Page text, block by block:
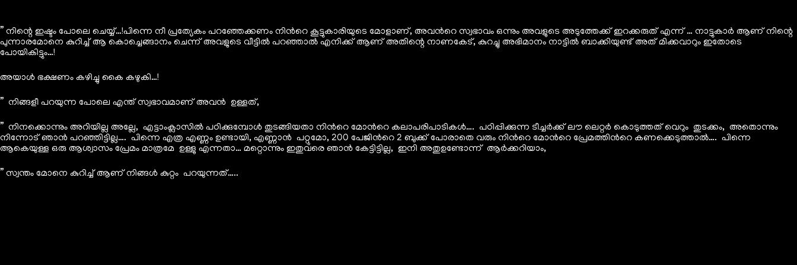
” നിന്റെ ഇഷ്ടം പോലെ ചെയ്യ്…!പിന്നെ നീ പ്രത്യേകം പറഞ്ഞേക്കണം നിൻറെ കൂട്ടുകാരിയുടെ മോളാണ്, അവൻറെ സ്വഭാവം ഒന്നും അവളുടെ അടുത്തേക്ക് ഇറക്കരുത് എന്ന് … നാട്ടുകാർ ആണ് നിന്റെ
പുന്നാരമോനെ കുറിച്ച് ആ കൊച്ചെങ്ങാനം ചെന്ന് അവളുടെ വീട്ടിൽ പറഞ്ഞാൽ എനിക്ക് ആണ് അതിന്റെ നാണകേട്, കുറച്ചു അഭിമാനം നാട്ടിൽ ബാക്കിയുണ്ട് അത് മിക്കവാറും ഇതോടെ
പോയികിട്ടും…!
അയാൾ ഭക്ഷണം കഴിച്ചു കൈ കഴുകി…!
” നിങ്ങളീ പറയുന്ന പോലെ എന്ത് സ്വഭാവമാണ് അവൻ ഉള്ളത്,
” നിനക്കൊന്നും അറിയില്ല അല്ലേ, എട്ടാംക്ലാസിൽ പഠിക്കുമ്പോൾ തുടങ്ങിയതാ നിൻറെ മോൻറെ കലാപരിപാടികൾ…. പഠിപ്പിക്കുന്ന ടീച്ചർക്ക് ലൗ ലെറ്റർ കൊടുത്തത് വെറും തുടക്കം, അതൊന്നും
നിന്നോട് ഞാൻ പറഞ്ഞിട്ടില്ല…. പിന്നെ എത്ര എണ്ണം ഉണ്ടായി, എണ്ണാൻ പറ്റുമോ, 200 പേജിൻറെ 2 ബുക്ക് പോരാതെ വരും നിൻറെ മോൻറെ പ്രേമത്തിൻറെ കണക്കെടുത്താൽ…. പിന്നെ
ആകെയുള്ള ഒരു ആശ്വാസം പ്രേമം മാത്രമേ ഉള്ളു എന്നതാ… മറ്റൊന്നും ഇതുവരെ ഞാൻ കേട്ടിട്ടില്ല, ഇനി അതുഉണ്ടോന്ന് ആർക്കറിയാം,
” സ്വന്തം മോനെ കുറിച്ച് ആണ് നിങ്ങൾ കുറ്റം പറയുന്നത്…..